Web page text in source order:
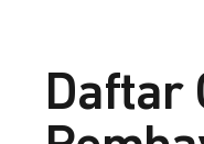
Daftar